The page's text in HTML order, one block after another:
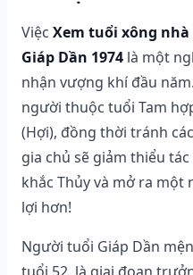
Việc Xem tuổi xông
Giáp Dần 1974 là một
nhận vượng khí đầu
người thuộc tuổi Tam
(Hợi), đồng thời tránh
gia chủ sẽ giảm thiểu
khắc Thủy và mở ra một
lợi hơn!
Người tuổi Giáp Dần